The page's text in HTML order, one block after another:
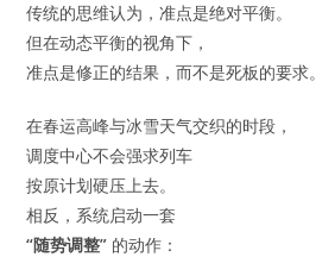
传统的思维认为，准点是绝对平衡。
但在动态平衡的视角下，
准点是修正的结果，而不是死板的要求。
在春运高峰与冰雪天气交织的时段，
调度中心不会强求列车
按原计划硬压上去。
相反，系统启动一套
“随势调整” 的动作：